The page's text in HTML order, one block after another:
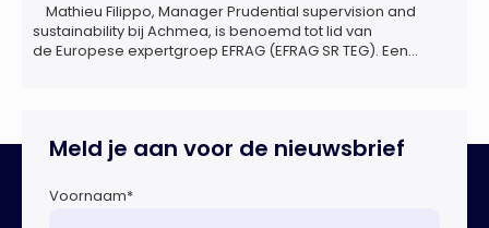
Mathieu Filippo, Manager Prudential supervision and
sustainability bij Achmea, is benoemd tot lid van
de Europese expertgroep EFRAG (EFRAG SR TEG). Een
Europese Commissie bij het ontwikkelen van […]
Meld je aan voor de nieuwsbrief
Voornaam*